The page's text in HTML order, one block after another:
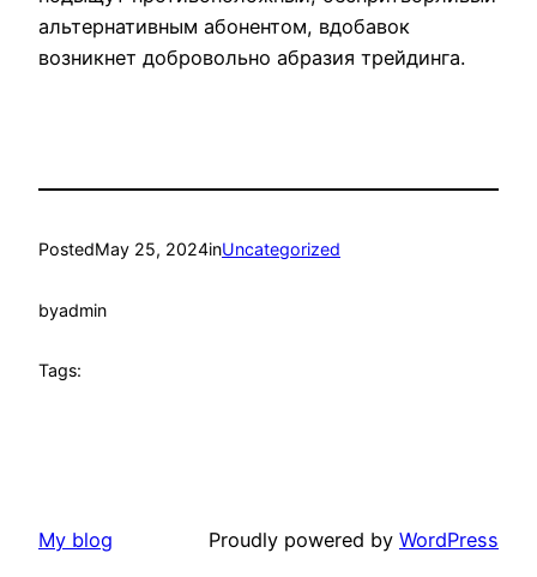
альтернативным абонентом, вдобавок
возникнет добровольно абразия трейдинга.
PostedMay 25, 2024inUncategorized
byadmin
Tags:
My blog Proudly powered by WordPress